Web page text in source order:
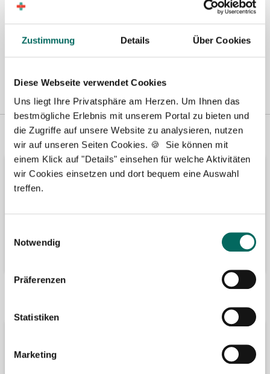
Zustimmung Details Über Cookies
Diese Webseite verwendet Cookies
Uns liegt Ihre Privatsphäre am Herzen. Um Ihnen das
bestmögliche Erlebnis mit unserem Portal zu bieten und
die Zugriffe auf unsere Website zu analysieren, nutzen
wir auf unseren Seiten Cookies. 🍪 Sie können mit
einem Klick auf "Details" einsehen für welche Aktivitäten
wir Cookies einsetzen und dort bequem eine Auswahl
treffen.
Notwendig
Präferenzen
Statistiken
Marketing
Vertreten in Wir fördern